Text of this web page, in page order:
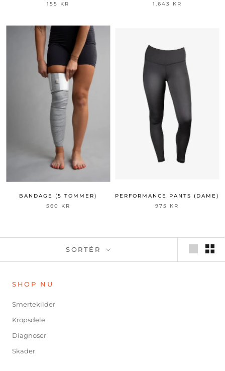
155 KR
1.643 KR
BANDAGE (5 TOMMER)
560 KR
PERFORMANCE PANTS (DAME)
975 KR
SORTÉR
SHOP NU
Smertekilder
Kropsdele
Diagnoser
Skader